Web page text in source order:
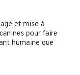
et mise à
pour faire
humaine que